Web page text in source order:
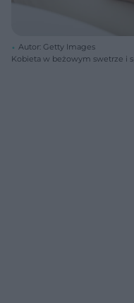
Autor: Getty Images
Kobieta w beżowym swetrze i
porady psychologiczne i walkę